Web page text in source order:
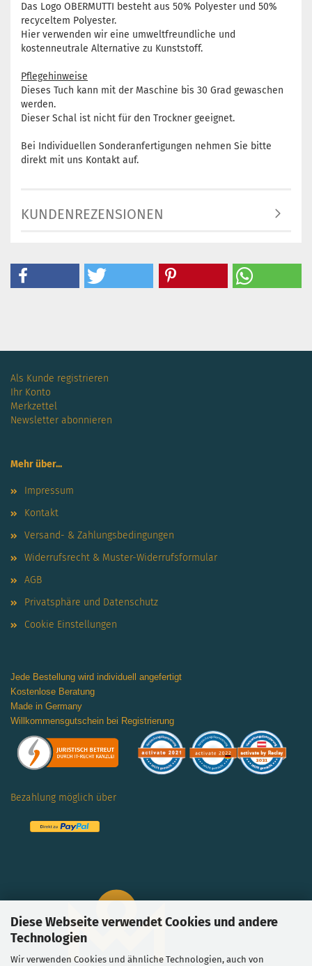
Diese Webseite verwendet Cookies und andere
Technologien
Wir verwenden Cookies und ähnliche Technologien, auch von
Das Logo OBERMUTTI besteht aus 50% Polyester und 50%
recyceltem Polyester.
Hier verwenden wir eine umweltfreundliche und
kostenneutrale Alternative zu Kunststoff.
Pflegehinweise
Dieses Tuch kann mit der Maschine bis 30 Grad gewaschen
werden.
Dieser Schal ist nicht für den Trockner geeignet.
Bei Individuellen Sonderanfertigungen nehmen Sie bitte
direkt mit uns Kontakt auf.
KUNDENREZENSIONEN
Als Kunde registrieren
Ihr Konto
Merkzettel
Newsletter abonnieren
Mehr über...
Impressum
Kontakt
Versand- & Zahlungsbedingungen
Widerrufsrecht & Muster-Widerrufsformular
AGB
Privatsphäre und Datenschutz
Cookie Einstellungen
Jede Bestellung wird individuell angefertigt
Kostenlose Beratung
Made in Germany
Willkommensgutschein bei Registrierung
Bezahlung möglich über